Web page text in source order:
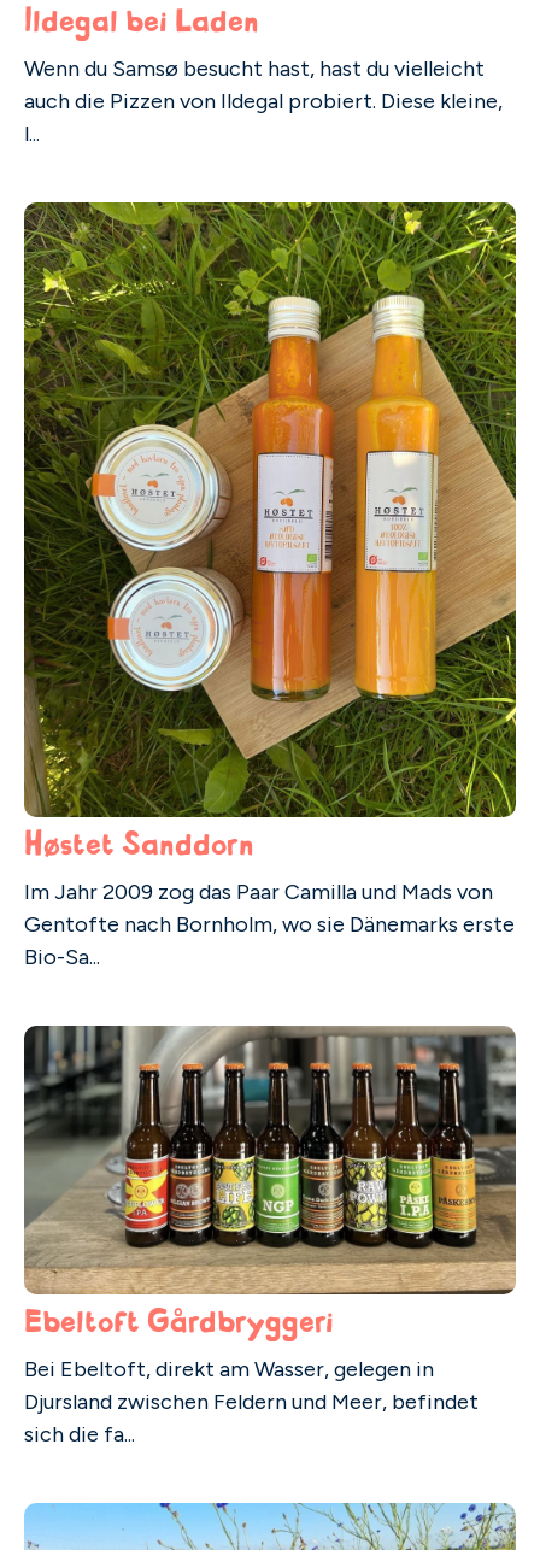
Ildegal bei Laden
Wenn du Samsø besucht hast, hast du vielleicht
auch die Pizzen von Ildegal probiert. Diese kleine,
l...
Høstet Sanddorn
Im Jahr 2009 zog das Paar Camilla und Mads von
Gentofte nach Bornholm, wo sie Dänemarks erste
Bio-Sa...
Ebeltoft Gårdbryggeri
Bei Ebeltoft, direkt am Wasser, gelegen in
Djursland zwischen Feldern und Meer, befindet
sich die fa...